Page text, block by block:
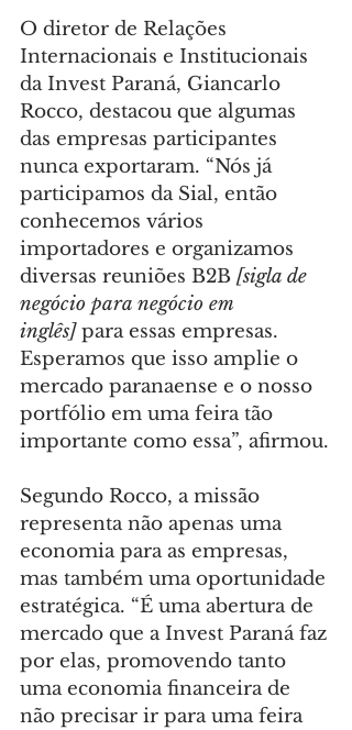
O diretor de Relações
Internacionais e Institucionais
da Invest Paraná, Giancarlo
Rocco, destacou que algumas
das empresas participantes
nunca exportaram. “Nós já
participamos da Sial, então
conhecemos vários
importadores e organizamos
diversas reuniões B2B [sigla de
negócio para negócio em
inglês] para essas empresas.
Esperamos que isso amplie o
mercado paranaense e o nosso
portfólio em uma feira tão
importante como essa”, afirmou.
Segundo Rocco, a missão
representa não apenas uma
economia para as empresas,
mas também uma oportunidade
estratégica. “É uma abertura de
mercado que a Invest Paraná faz
por elas, promovendo tanto
uma economia financeira de
não precisar ir para uma feira